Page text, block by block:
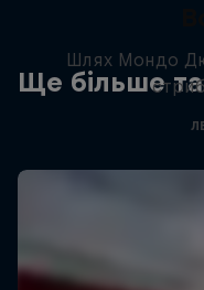
Ще більше
Шлях Мондо